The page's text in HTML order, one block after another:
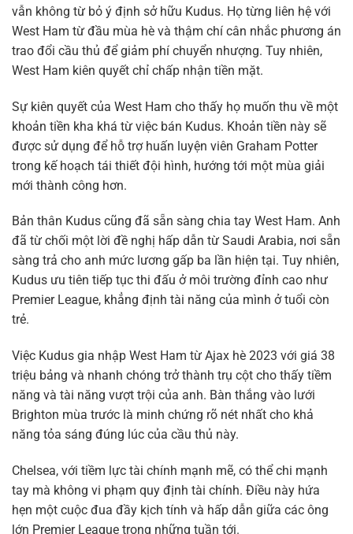
vẫn không từ bỏ ý định sở hữu Kudus. Họ từng liên hệ với
West Ham từ đầu mùa hè và thậm chí cân nhắc phương án
trao đổi cầu thủ để giảm phí chuyển nhượng. Tuy nhiên,
West Ham kiên quyết chỉ chấp nhận tiền mặt.
Sự kiên quyết của West Ham cho thấy họ muốn thu về một
khoản tiền kha khá từ việc bán Kudus. Khoản tiền này sẽ
được sử dụng để hỗ trợ huấn luyện viên Graham Potter
trong kế hoạch tái thiết đội hình, hướng tới một mùa giải
mới thành công hơn.
Bản thân Kudus cũng đã sẵn sàng chia tay West Ham. Anh
đã từ chối một lời đề nghị hấp dẫn từ Saudi Arabia, nơi sẵn
sàng trả cho anh mức lương gấp ba lần hiện tại. Tuy nhiên,
Kudus ưu tiên tiếp tục thi đấu ở môi trường đỉnh cao như
Premier League, khẳng định tài năng của mình ở tuổi còn
trẻ.
Việc Kudus gia nhập West Ham từ Ajax hè 2023 với giá 38
triệu bảng và nhanh chóng trở thành trụ cột cho thấy tiềm
năng và tài năng vượt trội của anh. Bàn thắng vào lưới
Brighton mùa trước là minh chứng rõ nét nhất cho khả
năng tỏa sáng đúng lúc của cầu thủ này.
Chelsea, với tiềm lực tài chính mạnh mẽ, có thể chi mạnh
tay mà không vi phạm quy định tài chính. Điều này hứa
hẹn một cuộc đua đầy kịch tính và hấp dẫn giữa các ông
lớn Premier League trong những tuần tới.